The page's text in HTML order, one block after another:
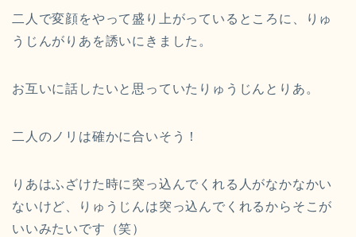
二人で変顔をやって盛り上がっているところに、りゅ
うじんがりあを誘いにきました。
お互いに話したいと思っていたりゅうじんとりあ。
二人のノリは確かに合いそう！
りあはふざけた時に突っ込んでくれる人がなかなかい
ないけど、りゅうじんは突っ込んでくれるからそこが
いいみたいです（笑）